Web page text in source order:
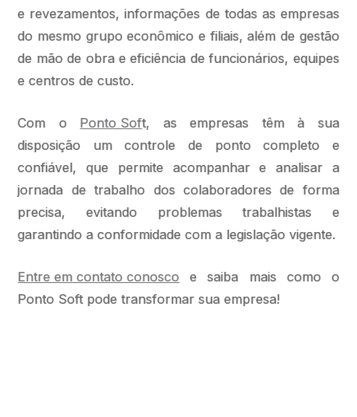
e revezamentos, informações de todas as empresas
do mesmo grupo econômico e filiais, além de gestão
de mão de obra e eficiência de funcionários, equipes
e centros de custo.
Com o Ponto Soft, as empresas têm à sua
disposição um controle de ponto completo e
confiável, que permite acompanhar e analisar a
jornada de trabalho dos colaboradores de forma
precisa, evitando problemas trabalhistas e
garantindo a conformidade com a legislação vigente.
Entre em contato conosco e saiba mais como o
Ponto Soft pode transformar sua empresa!